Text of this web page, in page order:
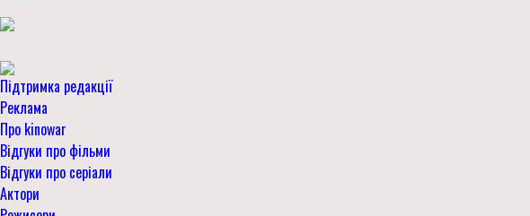
Підтримка редакції
Реклама
Про kinowar
Відгуки про фільми
Відгуки про серіали
Актори